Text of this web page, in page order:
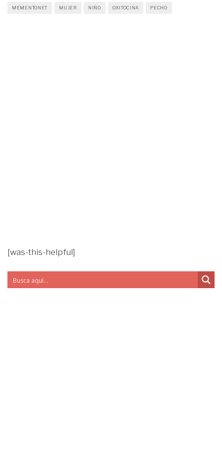
MEMENTONET MUJER NIÑO OXITOCINA PECHO
[was-this-helpful]